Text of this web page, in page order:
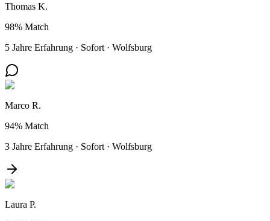
Thomas K.
98% Match
5 Jahre Erfahrung · Sofort · Wolfsburg
Marco R.
94% Match
3 Jahre Erfahrung · Sofort · Wolfsburg
Laura P.